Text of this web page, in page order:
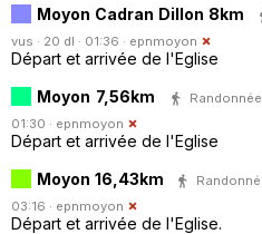
Moyon Cadran Dillon 8km
vus · 20 dl · 01:36 · epnmoyon
Départ et arrivée de l'Eglise
Moyon 7,56km
01:30 · epnmoyon
Départ et arrivée de l'Eglise
Moyon 16,43km
03:16 · epnmoyon
Départ et arrivée de l'Eglise.